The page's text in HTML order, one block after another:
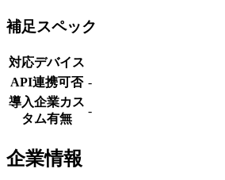
補足スペック
対応デバイス
API連携可否 -
導入企業カス
タム有無
-
企業情報